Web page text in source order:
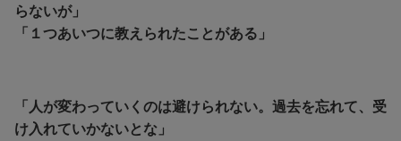
らないが」
「１つあいつに教えられたことがある」
「人が変わっていくのは避けられない。過去を忘れて、受
け入れていかないとな」